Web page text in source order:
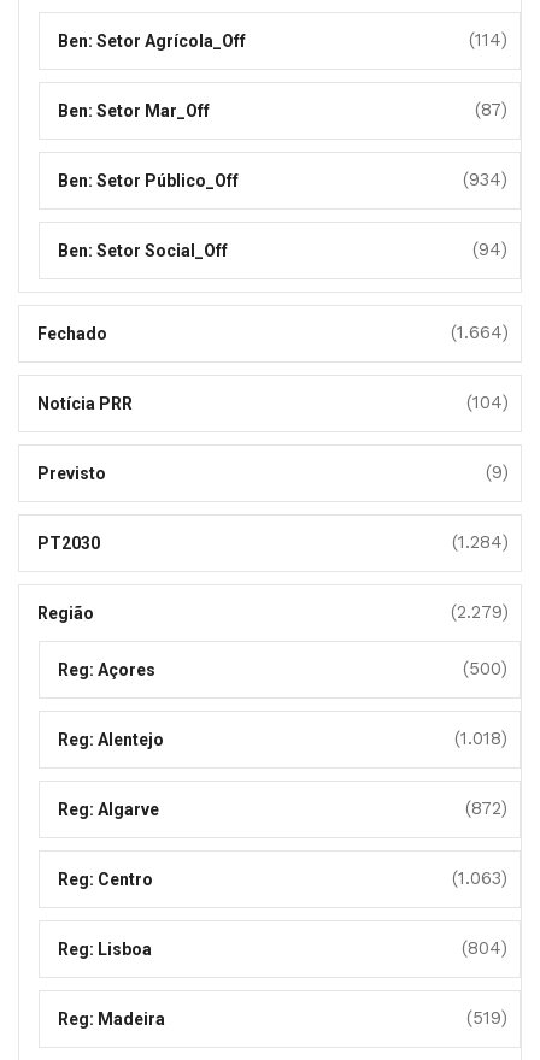
Ben: Setor Agrícola_Off (114)
Ben: Setor Mar_Off (87)
Ben: Setor Público_Off (934)
Ben: Setor Social_Off (94)
Fechado (1.664)
Notícia PRR (104)
Previsto (9)
PT2030 (1.284)
Região (2.279)
Reg: Açores (500)
Reg: Alentejo (1.018)
Reg: Algarve (872)
Reg: Centro (1.063)
Reg: Lisboa (804)
Reg: Madeira (519)